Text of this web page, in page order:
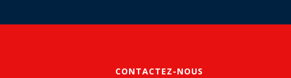
CONTACTEZ-NOUS